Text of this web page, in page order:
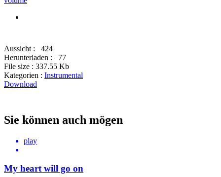
Aussicht :
424
Herunterladen :
77
File size : 337.55 Kb
Kategorien : Instrumental
Download
Sie können auch mögen
play
My heart will go on